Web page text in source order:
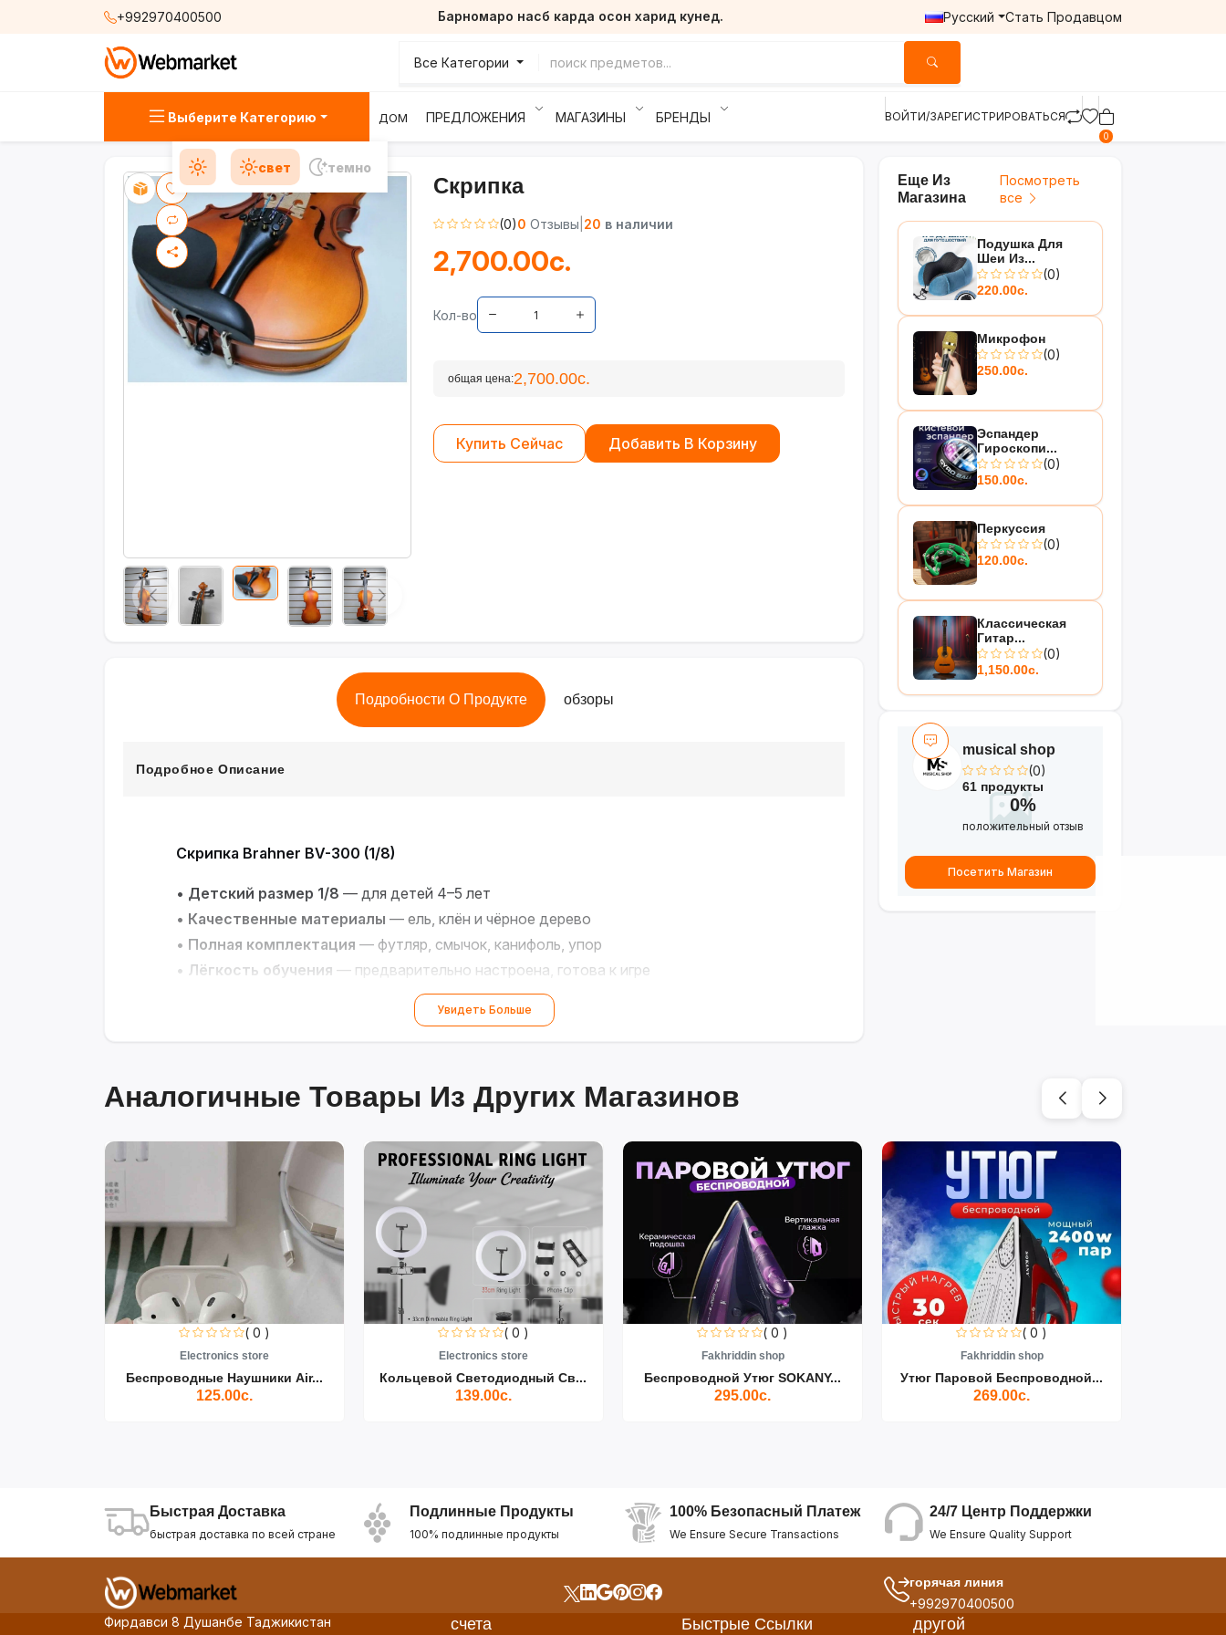
+992970400500 Барномаро насб карда осон харид кунед. Русский Стать Продавцом
Все Категории
Выберите Категорию ДОМ ПРЕДЛОЖЕНИЯ МАГАЗИНЫ БРЕНДЫ ВОЙТИ/ЗАРЕГИСТРИРОВАТЬСЯ
0
свет темно
Скрипка
(0)0 Отзывы 20 в наличии
2,700.00с.
Кол-во
общая цена:2,700.00с.
Купить Сейчас Добавить В Корзину
Подробности О Продукте обзоры
Подробное Описание
Скрипка Brahner BV-300 (1/8)
• Детский размер 1/8 — для детей 4–5 лет
• Качественные материалы — ель, клён и чёрное дерево
• Полная комплектация — футляр, смычок, канифоль, упор
• Лёгкость обучения — предварительно настроена, готова к игре
Идеальный старт для юного музыканта!?✨
Увидеть Больше
Еще Из
Магазина
Посмотреть
все
Подушка Для
Шеи Из...
(0)
220.00с.
Микрофон
(0)
250.00с.
Эспандер
Гироскопи...
(0)
150.00с.
Перкуссия
(0)
120.00с.
Классическая
Гитар...
(0)
1,150.00с.
musical shop
(0)
61 продукты
0%
положительный отзыв
Посетить Магазин
Аналогичные Товары Из Других Магазинов
( 0 )
Electronics store
Беспроводные Наушники Air...
125.00с.
( 0 )
Electronics store
Кольцевой Светодиодный Св...
139.00с.
( 0 )
Fakhriddin shop
Беспроводной Утюг SOKANY...
295.00с.
( 0 )
Fakhriddin shop
Утюг Паровой Беспроводной...
269.00с.
Быстрая Доставка
быстрая доставка по всей стране
Подлинные Продукты
100% подлинные продукты
100% Безопасный Платеж
We Ensure Secure Transactions
24/7 Центр Поддержки
We Ensure Quality Support
горячая линия
+992970400500
Фирдавси 8 Душанбе Таджикистан
счета Быстрые Ссылки другой